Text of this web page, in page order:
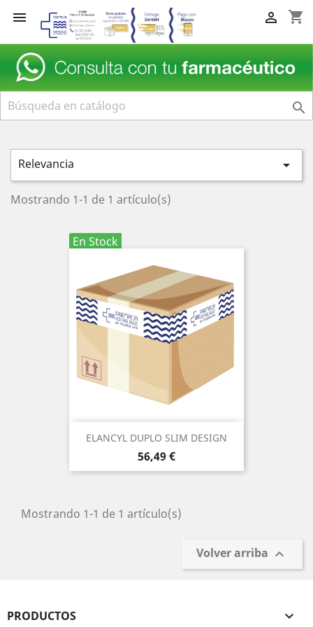
 shopping_cart


Relevancia 
Mostrando 1-1 de 1 artículo(s)
En Stock
ELANCYL DUPLO SLIM DESIGN
Precio
56,49 €
Mostrando 1-1 de 1 artículo(s)
Volver arriba 
PRODUCTOS 